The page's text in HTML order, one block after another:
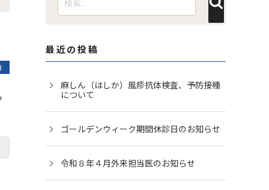
索:
最近の投稿
麻しん（はしか）風疹抗体検査、予防接種
について
ゴールデンウィーク期間休診日のお知らせ
令和８年４月外来担当医のお知らせ